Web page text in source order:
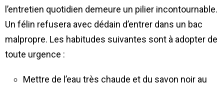
l’entretien quotidien demeure un pilier incontournable.
Un félin refusera avec dédain d’entrer dans un bac
malpropre. Les habitudes suivantes sont à adopter de
toute urgence :
Mettre de l’eau très chaude et du savon noir au